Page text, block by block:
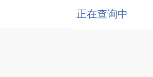
正在查询中